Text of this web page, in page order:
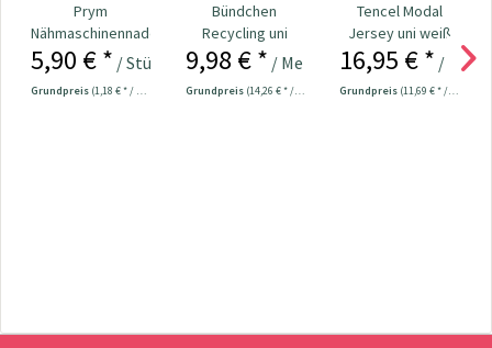
Prym
Nähmaschinennadeln
130/705 Jersey
5,90 € * / Stück
Grundpreis (1,18 € * / 1 Stück)
Bündchen
Recycling uni
weiß
9,98 € * / Meter
Grundpreis (14,26 € * / 1 m²)
Tencel Modal
Jersey uni weiß
16,95 € * /
Grundpreis (11,69 € * / 1 m²)